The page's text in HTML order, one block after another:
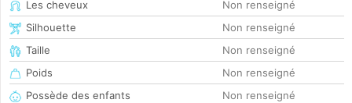
Les cheveux
Non renseigné
Silhouette
Non renseigné
Taille
Non renseigné
Poids
Non renseigné
Possède des enfants
Non renseigné